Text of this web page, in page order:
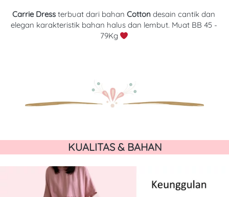
Carrie Dress terbuat dari bahan Cotton desain cantik dan
elegan karakteristik bahan halus dan lembut. Muat BB 45 -
79Kg
KUALITAS & BAHAN